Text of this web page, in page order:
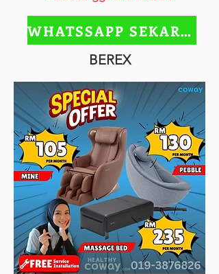
WHATSSAPP SEKARANG
BEREX